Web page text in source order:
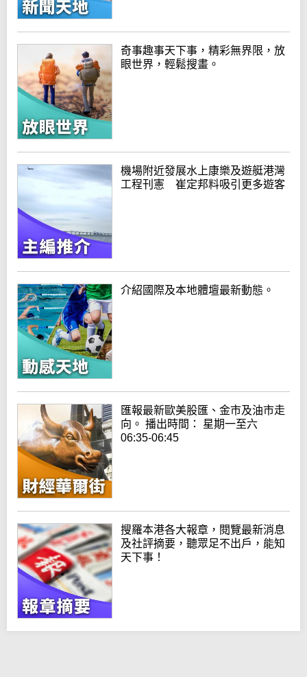
奇事趣事天下事，精彩無界限，放
眼世界，輕鬆搜畫。
機場附近發展水上康樂及遊艇港灣
工程刊憲 崔定邦料吸引更多遊客
介紹國際及本地體壇最新動態。
匯報最新歐美股匯、金市及油市走
向。 播出時間： 星期一至六
06:35-06:45
搜羅本港各大報章，閱覽最新消息
及社評摘要，聽眾足不出戶，能知
天下事！